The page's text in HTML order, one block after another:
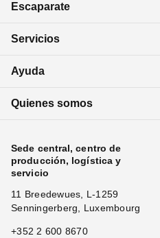
Escaparate
Servicios
Ayuda
Quienes somos
Sede central, centro de
producción, logística y
servicio
11 Breedewues, L-1259
Senningerberg, Luxembourg
+352 2 600 8670